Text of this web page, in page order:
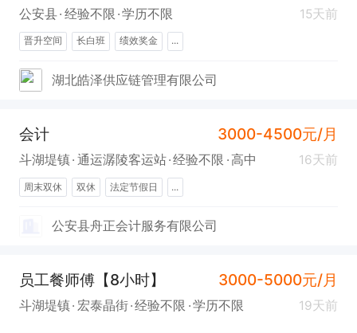
公安县 经验不限 学历不限 15天前
晋升空间 长白班 绩效奖金 ...
湖北皓泽供应链管理有限公司
会计 3000-4500元/月
斗湖堤镇 通运潺陵客运站 经验不限 高中 16天前
周末双休 双休 法定节假日 ...
公安县舟正会计服务有限公司
员工餐师傅【8小时】 3000-5000元/月
斗湖堤镇 宏泰晶街 经验不限 学历不限 19天前